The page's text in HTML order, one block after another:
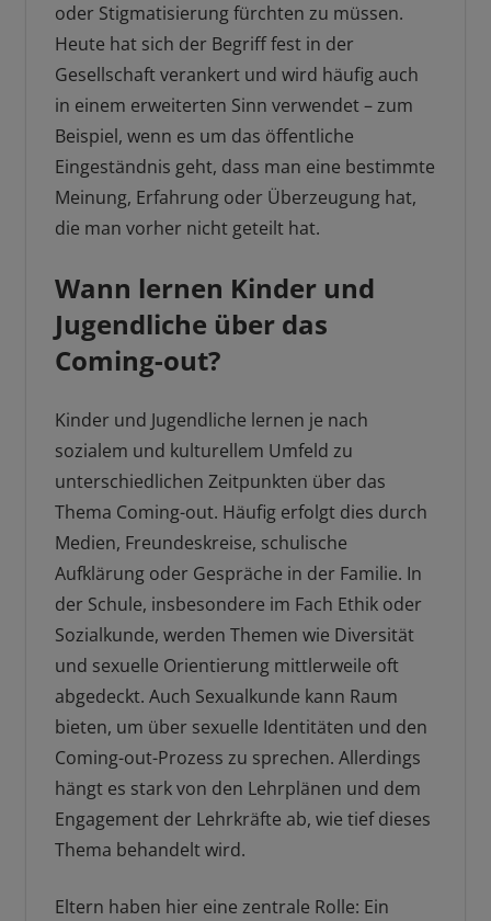
oder Stigmatisierung fürchten zu müssen.
Heute hat sich der Begriff fest in der
Gesellschaft verankert und wird häufig auch
in einem erweiterten Sinn verwendet – zum
Beispiel, wenn es um das öffentliche
Eingeständnis geht, dass man eine bestimmte
Meinung, Erfahrung oder Überzeugung hat,
die man vorher nicht geteilt hat.
Wann lernen Kinder und
Jugendliche über das
Coming-out?
Kinder und Jugendliche lernen je nach
sozialem und kulturellem Umfeld zu
unterschiedlichen Zeitpunkten über das
Thema Coming-out. Häufig erfolgt dies durch
Medien, Freundeskreise, schulische
Aufklärung oder Gespräche in der Familie. In
der Schule, insbesondere im Fach Ethik oder
Sozialkunde, werden Themen wie Diversität
und sexuelle Orientierung mittlerweile oft
abgedeckt. Auch Sexualkunde kann Raum
bieten, um über sexuelle Identitäten und den
Coming-out-Prozess zu sprechen. Allerdings
hängt es stark von den Lehrplänen und dem
Engagement der Lehrkräfte ab, wie tief dieses
Thema behandelt wird.
Eltern haben hier eine zentrale Rolle: Ein